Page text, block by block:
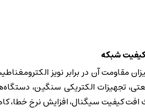
کیفیت شبکه
تجهیزات الکتریکی سنگین،
افت کیفیت سیگنال، افزایش نرخ خطا،